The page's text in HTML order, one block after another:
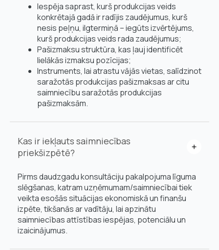
Iespēja saprast, kurš produkcijas veids
konkrētajā gadā ir radījis zaudējumus, kurš
nesis peļņu, ilgtermiņā – iegūts izvērtējums,
kurš produkcijas veids rada zaudējumus;
Pašizmaksu struktūra, kas ļauj identificēt
lielākās izmaksu pozīcijas;
Instruments, lai atrastu vājās vietas, salīdzinot
saražotās produkcijas pašizmaksas ar citu
saimniecību saražotās produkcijas
pašizmaksām.
Kas ir iekļauts saimniecības
priekšizpētē?
Pirms daudzgadu konsultāciju pakalpojuma līguma
slēgšanas, katram uzņēmumam/saimniecībai tiek
veikta esošās situācijas ekonomiskā un finanšu
izpēte, tikšanās ar vadītāju, lai apzinātu
saimniecības attīstības iespējas, potenciālu un
izaicinājumus.